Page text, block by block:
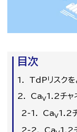
目次
TdPリスクを
CaV1.2チャ
CaV1.2
Ca 1.2